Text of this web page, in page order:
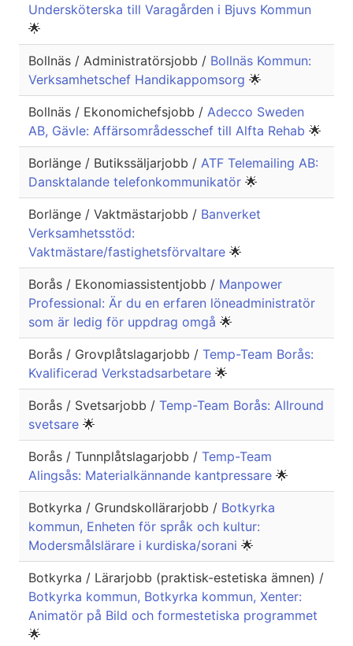
Undersköterska till Varagården i Bjuvs Kommun
🌟
Bollnäs / Administratörsjobb / Bollnäs Kommun:
Verksamhetschef Handikappomsorg 🌟
Bollnäs / Ekonomichefsjobb / Adecco Sweden
AB, Gävle: Affärsområdesschef till Alfta Rehab 🌟
Borlänge / Butikssäljarjobb / ATF Telemailing AB:
Dansktalande telefonkommunikatör 🌟
Borlänge / Vaktmästarjobb / Banverket
Verksamhetsstöd:
Vaktmästare/fastighetsförvaltare 🌟
Borås / Ekonomiassistentjobb / Manpower
Professional: Är du en erfaren löneadministratör
som är ledig för uppdrag omgå 🌟
Borås / Grovplåtslagarjobb / Temp-Team Borås:
Kvalificerad Verkstadsarbetare 🌟
Borås / Svetsarjobb / Temp-Team Borås: Allround
svetsare 🌟
Borås / Tunnplåtslagarjobb / Temp-Team
Alingsås: Materialkännande kantpressare 🌟
Botkyrka / Grundskollärarjobb / Botkyrka
kommun, Enheten för språk och kultur:
Modersmålslärare i kurdiska/sorani 🌟
Botkyrka / Lärarjobb (praktisk-estetiska ämnen) /
Botkyrka kommun, Botkyrka kommun, Xenter:
Animatör på Bild och formestetiska programmet
🌟